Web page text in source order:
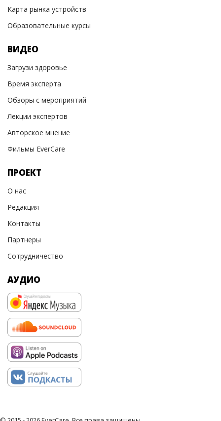
Карта рынка устройств
Образовательные курсы
ВИДЕО
Загрузи здоровье
Время эксперта
Обзоры с мероприятий
Лекции экспертов
Авторское мнение
Фильмы EverCare
ПРОЕКТ
О нас
Редакция
Контакты
Партнеры
Сотрудничество
АУДИО